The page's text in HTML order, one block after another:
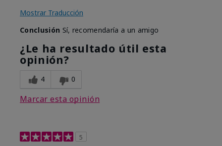
Mostrar Traducción
Conclusión Sí, recomendaría a un amigo
¿Le ha resultado útil esta
opinión?
4 0
Marcar esta opinión
5